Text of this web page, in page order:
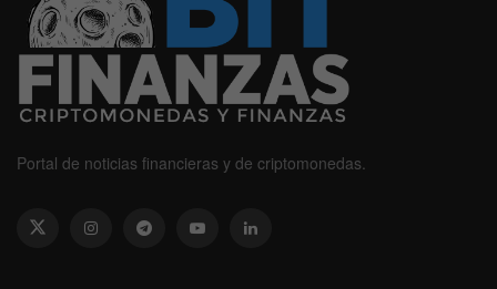
Portal de noticias financieras y de criptomonedas.